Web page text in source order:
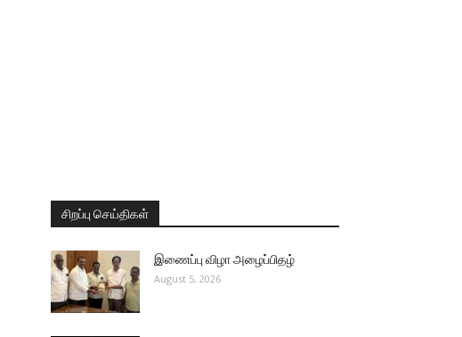
சிறப்பு செய்திகள்
இணைப்பு விழா அழைப்பிதழ்
August 5, 2026